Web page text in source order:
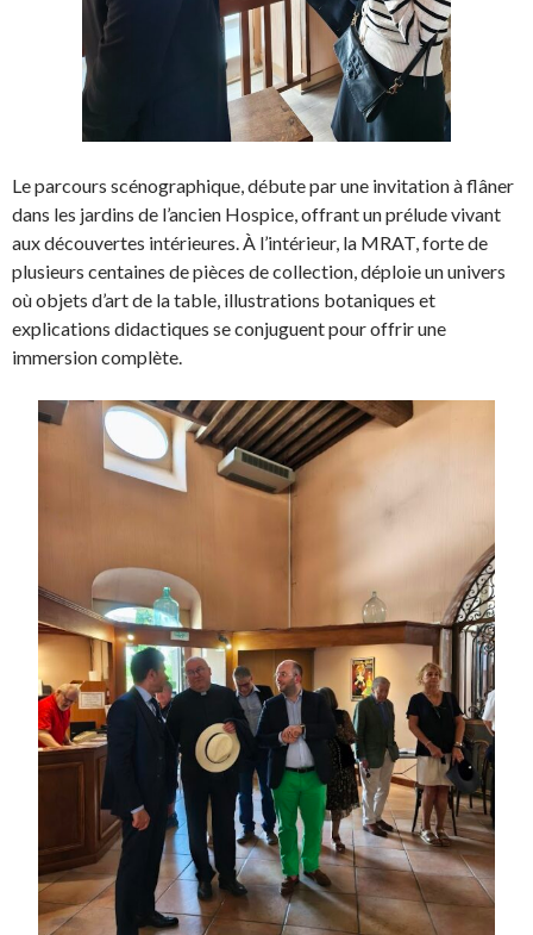
Le parcours scénographique, débute par une invitation à flâner
dans les jardins de l’ancien Hospice, offrant un prélude vivant
aux découvertes intérieures. À l’intérieur, la MRAT, forte de
plusieurs centaines de pièces de collection, déploie un univers
où objets d’art de la table, illustrations botaniques et
explications didactiques se conjuguent pour offrir une
immersion complète.